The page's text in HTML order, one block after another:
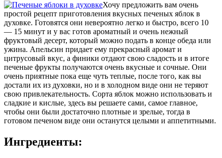
Хочу предложить вам очень
простой рецепт приготовления вкусных печеных яблок в
духовке. Готовятся они невероятно легко и быстро, всего 10
— 15 минут и у вас готов ароматный и очень нежный
фруктовый десерт, который можно подать в конце обеда или
ужина. Апельсин придает ему прекрасный аромат и
цитрусовый вкус, а финики отдают свою сладость и в итоге
печеные фрукты получаются очень вкусные и сочные. Они
очень приятные пока еще чуть теплые, после того, как вы
достали их из духовки, но и в холодном виде они не теряют
свою привлекательность. Сорта яблок можно использовать и
сладкие и кислые, здесь вы решаете сами, самое главное,
чтобы они были достаточно плотные и зрелые, тогда в
готовом печеном виде они останутся целыми и аппетитными.
Ингредиенты: